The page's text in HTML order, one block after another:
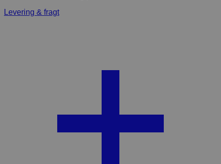
Levering & fragt